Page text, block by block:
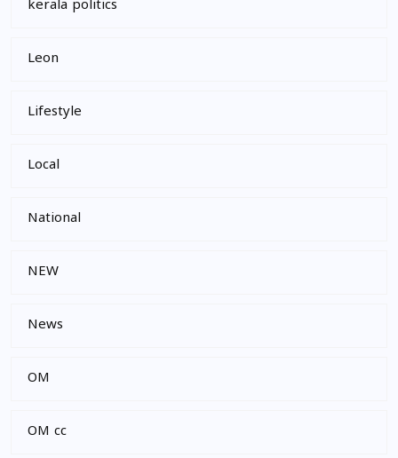
kerala politics
Leon
Lifestyle
Local
National
NEW
News
OM
OM cc